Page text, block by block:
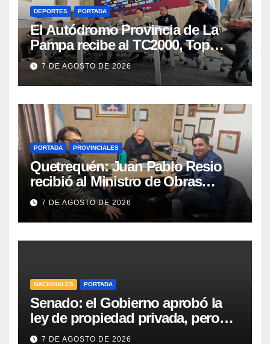
DEPORTES PORTADA
El Autódromo Provincia de La
Pampa recibe al TC2000, Top
Race y Fórmula Nacional este fin
de semana
7 DE AGOSTO DE 2026
PORTADA PROVINCIALES
Quetrequén: Juan Pablo Resio
recibió al Ministro de Obras
Públicas y al Presidente de
Vialidad para recorrer la ruta a
Villa Huidobro
7 DE AGOSTO DE 2026
NACIONALES PORTADA
Senado: el Gobierno aprobó la
ley de propiedad privada, pero
tuvo que quitar otro capítulo
7 DE AGOSTO DE 2026